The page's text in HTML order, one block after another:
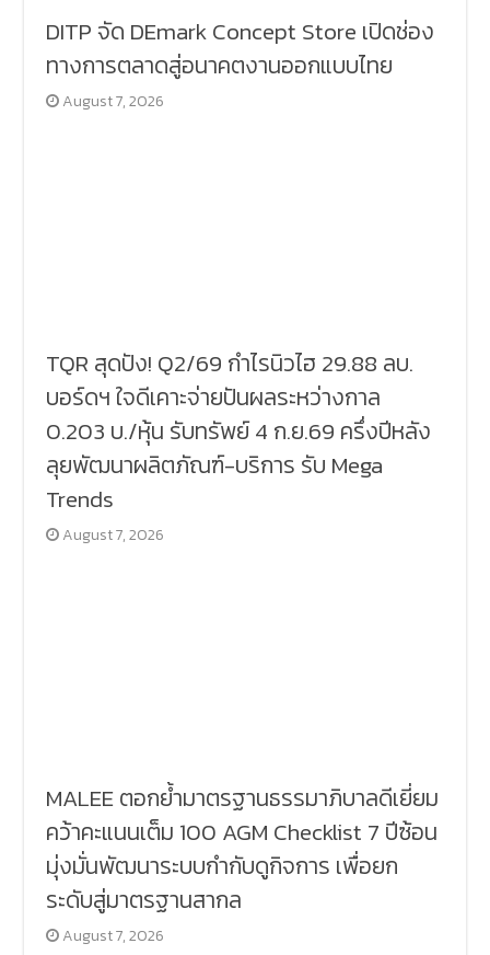
DITP จัด DEmark Concept Store เปิดช่อง
ทางการตลาดสู่อนาคตงานออกแบบไทย
August 7, 2026
TQR สุดปัง! Q2/69 กำไรนิวไฮ 29.88 ลบ.
บอร์ดฯ ใจดีเคาะจ่ายปันผลระหว่างกาล
0.203 บ./หุ้น รับทรัพย์ 4 ก.ย.69 ครึ่งปีหลัง
ลุยพัฒนาผลิตภัณฑ์-บริการ รับ Mega
Trends
August 7, 2026
MALEE ตอกย้ำมาตรฐานธรรมาภิบาลดีเยี่ยม
คว้าคะแนนเต็ม 100 AGM Checklist 7 ปีซ้อน
มุ่งมั่นพัฒนาระบบกำกับดูกิจการ เพื่อยก
ระดับสู่มาตรฐานสากล
August 7, 2026